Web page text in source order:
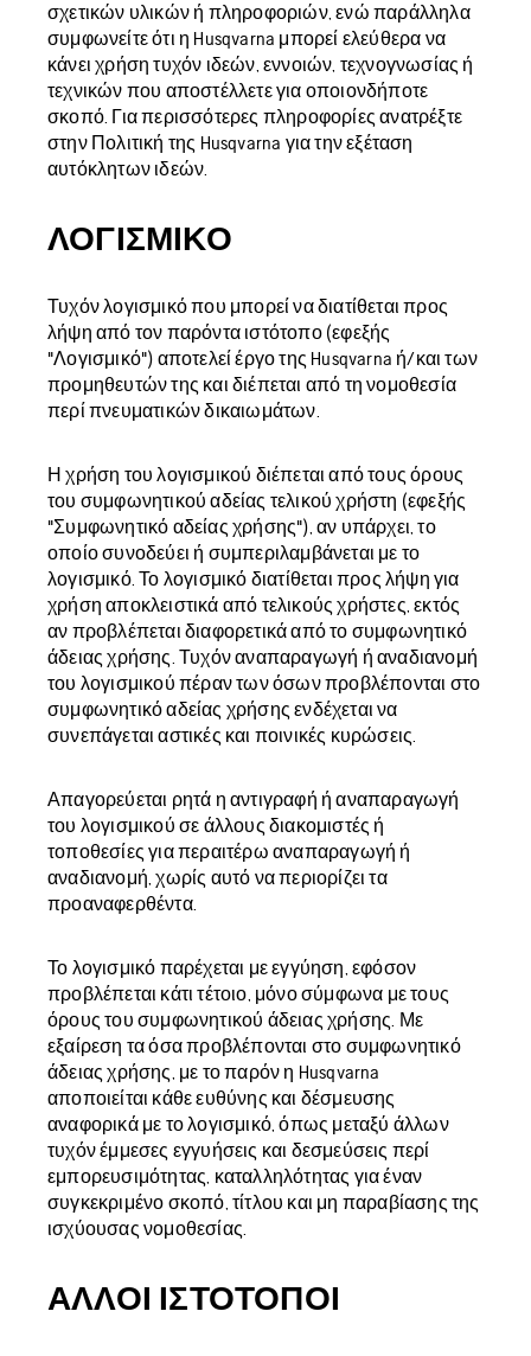
σχετικών υλικών ή πληροφοριών, ενώ παράλληλα
συμφωνείτε ότι η Husqvarna μπορεί ελεύθερα να
κάνει χρήση τυχόν ιδεών, εννοιών, τεχνογνωσίας ή
τεχνικών που αποστέλλετε για οποιονδήποτε
σκοπό. Για περισσότερες πληροφορίες ανατρέξτε
στην Πολιτική της Husqvarna για την εξέταση
αυτόκλητων ιδεών.
ΛΟΓΙΣΜΙΚΌ
Τυχόν λογισμικό που μπορεί να διατίθεται προς
λήψη από τον παρόντα ιστότοπο (εφεξής
"Λογισμικό") αποτελεί έργο της Husqvarna ή/και των
προμηθευτών της και διέπεται από τη νομοθεσία
περί πνευματικών δικαιωμάτων.
Η χρήση του λογισμικού διέπεται από τους όρους
του συμφωνητικού αδείας τελικού χρήστη (εφεξής
"Συμφωνητικό αδείας χρήσης"), αν υπάρχει, το
οποίο συνοδεύει ή συμπεριλαμβάνεται με το
λογισμικό. Το λογισμικό διατίθεται προς λήψη για
χρήση αποκλειστικά από τελικούς χρήστες, εκτός
αν προβλέπεται διαφορετικά από το συμφωνητικό
άδειας χρήσης. Τυχόν αναπαραγωγή ή αναδιανομή
του λογισμικού πέραν των όσων προβλέπονται στο
συμφωνητικό αδείας χρήσης ενδέχεται να
συνεπάγεται αστικές και ποινικές κυρώσεις.
Απαγορεύεται ρητά η αντιγραφή ή αναπαραγωγή
του λογισμικού σε άλλους διακομιστές ή
τοποθεσίες για περαιτέρω αναπαραγωγή ή
αναδιανομή, χωρίς αυτό να περιορίζει τα
προαναφερθέντα.
Το λογισμικό παρέχεται με εγγύηση, εφόσον
προβλέπεται κάτι τέτοιο, μόνο σύμφωνα με τους
όρους του συμφωνητικού άδειας χρήσης. Με
εξαίρεση τα όσα προβλέπονται στο συμφωνητικό
άδειας χρήσης, με το παρόν η Husqvarna
αποποιείται κάθε ευθύνης και δέσμευσης
αναφορικά με το λογισμικό, όπως μεταξύ άλλων
τυχόν έμμεσες εγγυήσεις και δεσμεύσεις περί
εμπορευσιμότητας, καταλληλότητας για έναν
συγκεκριμένο σκοπό, τίτλου και μη παραβίασης της
ισχύουσας νομοθεσίας.
ΆΛΛΟΙ ΙΣΤΌΤΟΠΟΙ